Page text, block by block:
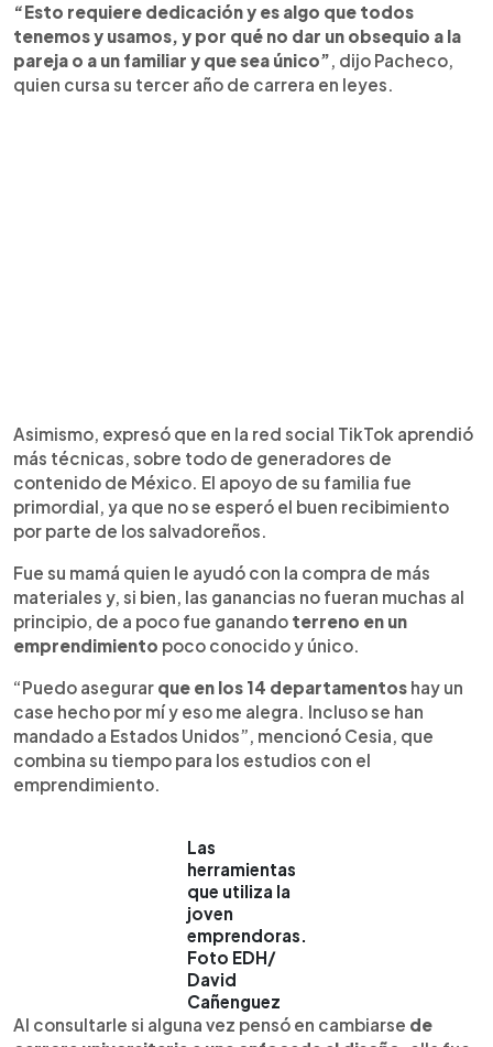
“Esto requiere dedicación y es algo que todos
tenemos y usamos, y por qué no dar un obsequio a la
pareja o a un familiar y que sea único”, dijo Pacheco,
quien cursa su tercer año de carrera en leyes.
Asimismo, expresó que en la red social TikTok aprendió
más técnicas, sobre todo de generadores de
contenido de México. El apoyo de su familia fue
primordial, ya que no se esperó el buen recibimiento
por parte de los salvadoreños.
Fue su mamá quien le ayudó con la compra de más
materiales y, si bien, las ganancias no fueran muchas al
principio, de a poco fue ganando terreno en un
emprendimiento poco conocido y único.
“Puedo asegurar que en los 14 departamentos hay un
case hecho por mí y eso me alegra. Incluso se han
mandado a Estados Unidos”, mencionó Cesia, que
combina su tiempo para los estudios con el
emprendimiento.
Las
herramientas
que utiliza la
joven
emprendoras.
Foto EDH/
David
Cañenguez
Al consultarle si alguna vez pensó en cambiarse de